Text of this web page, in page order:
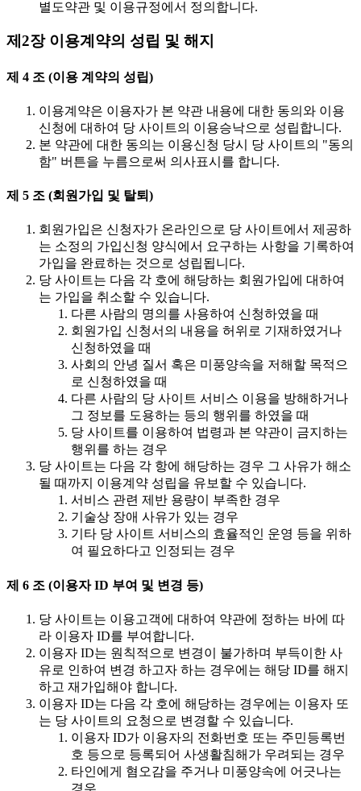
별도약관 및 이용규정에서 정의합니다.
제2장 이용계약의 성립 및 해지
제 4 조 (이용 계약의 성립)
이용계약은 이용자가 본 약관 내용에 대한 동의와 이용
신청에 대하여 당 사이트의 이용승낙으로 성립합니다.
본 약관에 대한 동의는 이용신청 당시 당 사이트의 "동의
함" 버튼을 누름으로써 의사표시를 합니다.
제 5 조 (회원가입 및 탈퇴)
회원가입은 신청자가 온라인으로 당 사이트에서 제공하
는 소정의 가입신청 양식에서 요구하는 사항을 기록하여
가입을 완료하는 것으로 성립됩니다.
당 사이트는 다음 각 호에 해당하는 회원가입에 대하여
는 가입을 취소할 수 있습니다.
다른 사람의 명의를 사용하여 신청하였을 때
회원가입 신청서의 내용을 허위로 기재하였거나
신청하였을 때
사회의 안녕 질서 혹은 미풍양속을 저해할 목적으
로 신청하였을 때
다른 사람의 당 사이트 서비스 이용을 방해하거나
그 정보를 도용하는 등의 행위를 하였을 때
당 사이트를 이용하여 법령과 본 약관이 금지하는
행위를 하는 경우
당 사이트는 다음 각 항에 해당하는 경우 그 사유가 해소
될 때까지 이용계약 성립을 유보할 수 있습니다.
서비스 관련 제반 용량이 부족한 경우
기술상 장애 사유가 있는 경우
기타 당 사이트 서비스의 효율적인 운영 등을 위하
여 필요하다고 인정되는 경우
제 6 조 (이용자 ID 부여 및 변경 등)
당 사이트는 이용고객에 대하여 약관에 정하는 바에 따
라 이용자 ID를 부여합니다.
이용자 ID는 원칙적으로 변경이 불가하며 부득이한 사
유로 인하여 변경 하고자 하는 경우에는 해당 ID를 해지
하고 재가입해야 합니다.
이용자 ID는 다음 각 호에 해당하는 경우에는 이용자 또
는 당 사이트의 요청으로 변경할 수 있습니다.
이용자 ID가 이용자의 전화번호 또는 주민등록번
호 등으로 등록되어 사생활침해가 우려되는 경우
타인에게 혐오감을 주거나 미풍양속에 어긋나는
경우